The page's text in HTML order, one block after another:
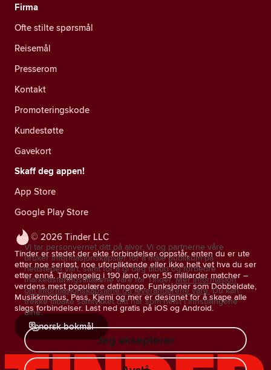
© 2026 Tinder LLC
Tinder er stedet der ekte forbindelser oppstår, enten du er ute
etter noe seriøst, noe uforpliktende eller ikke helt vet hva du ser
etter ennå. Tilgjengelig i 190 land, over 55 milliarder matcher –
verdens mest populære datingapp. Funksjoner som Dobbeldate,
Musikkmodus, Pass, Kjemi og mer er designet for å skape alle
slags forbindelser. Last ned gratis på iOS og Android.
norsk bokmål
Firma
Ofte stilte spørsmål
Reisemål
Presserom
Kontakt
Promoteringskode
Kundestøtte
Gavekort
Skaff deg appen!
App Store
Google Play Store
Vi tar personvernet ditt på alvor. Vi og partnerne våre
bruker informasjonskapsler for å måle publikum på
nettstedet vårt, samt for å gi deg tilbud og forbedre
markedsføringstiltakene våre for Tinder. Mer informasjon
om informasjonskapslene og leverandørene våre. Du kan
trekke tilbake samtykket ditt når som helst i innstillingene
dine.
Jeg aksepterer